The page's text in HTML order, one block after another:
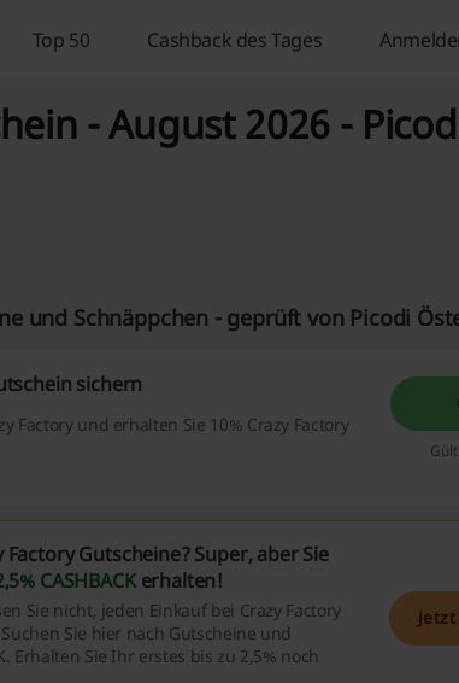
Top 50 Cashback des Tages
- August 2026 -
und Schnäppchen - geprüft von Picodi
sichern
Factory und erhalten Sie 10% Crazy Factory
Factory Gutscheine? Super, aber Sie
CASHBACKerhalten!
Sie nicht, jeden Einkauf bei Crazy Factory
Sie hier nach Gutscheine und
Erhalten Sie Ihr erstes bis zu 2,5% noch